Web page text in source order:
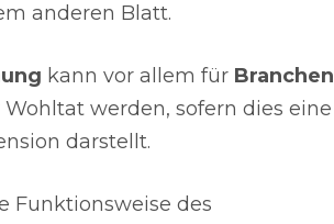
anderen Blatt.
kann vor allem für Branchen
Wohltat werden, sofern dies eine
darstellt.
Funktionsweise des